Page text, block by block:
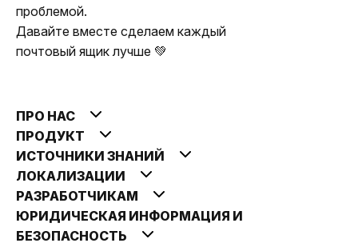
проблемой.
Давайте вместе сделаем каждый
почтовый ящик лучше 💚
ПРО НАС
ПРОДУКТ
ИСТОЧНИКИ ЗНАНИЙ
ЛОКАЛИЗАЦИИ
РАЗРАБОТЧИКАМ
ЮРИДИЧЕСКАЯ ИНФОРМАЦИЯ И
БЕЗОПАСНОСТЬ